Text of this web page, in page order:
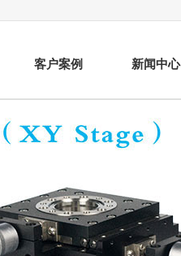
客户案例 新闻中心